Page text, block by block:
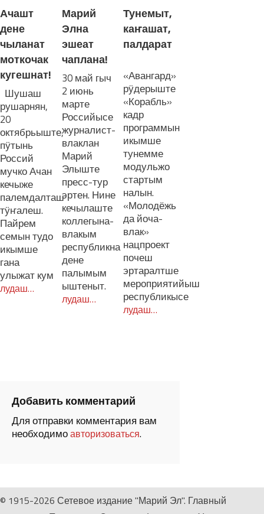
Ачашт
дене
чыланат
моткочак
кугешнат!
Шушаш
рушарнян,
20
октябрьыште,
пӱтынь
Россий
мучко Ачан
кечыже
палемдалташ
тӱҥалеш.
Пайрем
семын тудо
икымше
гана
улыжат кум
лудаш…
Марий
Элна
эшеат
чаплана!
30 май гыч
2 июнь
марте
Российысе
журналист-
влаклан
Марий
Элыште
пресс-тур
эртен. Нине
кечылаште
коллегына-
влакым
республикна
дене
палымым
ыштеныт.
лудаш…
Тунемыт,
каҥашат,
палдарат
«Авангард»
рӱдерыште
«Корабль»
кадр
программын
икымше
тунемме
модульжо
стартым
налын.
«Молодёжь
да йоча-
влак»
нацпроект
почеш
эртаралтше
мероприятийыш
республикысе
лудаш…
Добавить комментарий
Для отправки комментария вам
необходимоавторизоваться.
© 1915-2026 Сетевое издание "Марий Эл". Главный